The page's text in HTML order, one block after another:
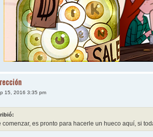
15, 2016 3:35 pm
comenzar, es pronto para hacerle un hueco aquí, si